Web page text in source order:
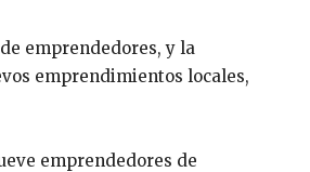
emprendedores, y la
emprendimientos locales,
emprendedores de